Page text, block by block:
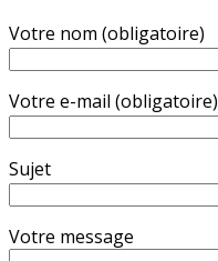
Votre nom (obligatoire)
Votre e-mail (obligatoire)
Sujet
Votre message